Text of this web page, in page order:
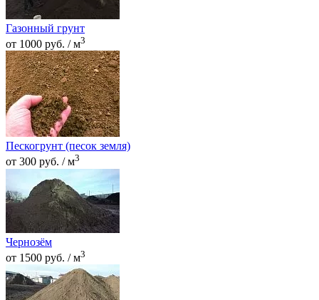
Газонный грунт
от 1000 руб. / м3
Пескогрунт (песок земля)
от 300 руб. / м3
Чернозём
от 1500 руб. / м3